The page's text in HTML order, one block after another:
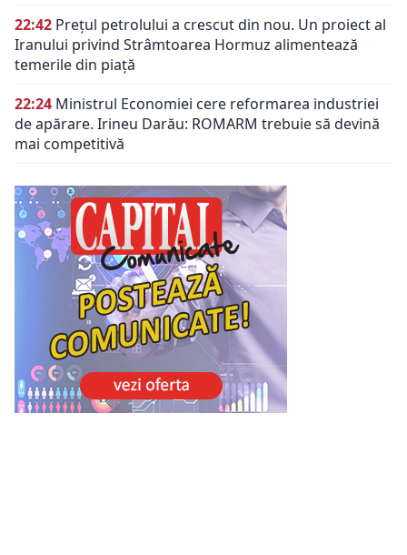
22:42 Prețul petrolului a crescut din nou. Un proiect al
Iranului privind Strâmtoarea Hormuz alimentează
temerile din piață
22:24 Ministrul Economiei cere reformarea industriei
de apărare. Irineu Darău: ROMARM trebuie să devină
mai competitivă